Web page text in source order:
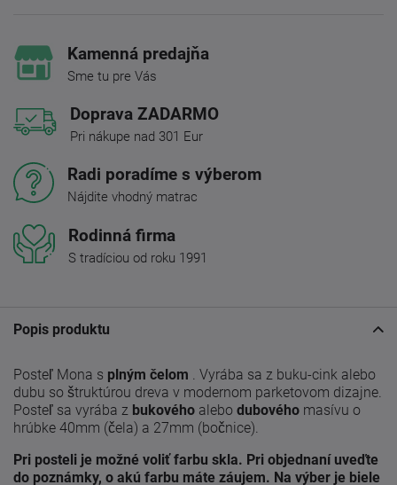
Kamenná predajňa
Sme tu pre Vás
Doprava ZADARMO
Pri nákupe nad 301 Eur
Radi poradíme s výberom
Nájdite vhodný matrac
Rodinná firma
S tradíciou od roku 1991
Popis produktu
Posteľ Mona s plným čelom . Vyrába sa z buku-cink alebo
dubu so štruktúrou dreva v modernom parketovom dizajne.
Posteľ sa vyrába z bukového alebo dubového masívu o
hrúbke 40mm (čela) a 27mm (bočnice).
Pri posteli je možné voliť farbu skla. Pri objednaní uveďte
do poznámky, o akú farbu máte záujem. Na výber je biele